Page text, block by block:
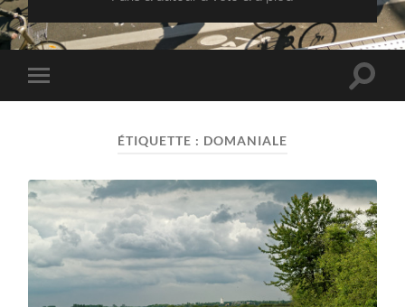
Toggle
mobile
Toggle
ÉTIQUETTE : DOMANIALE